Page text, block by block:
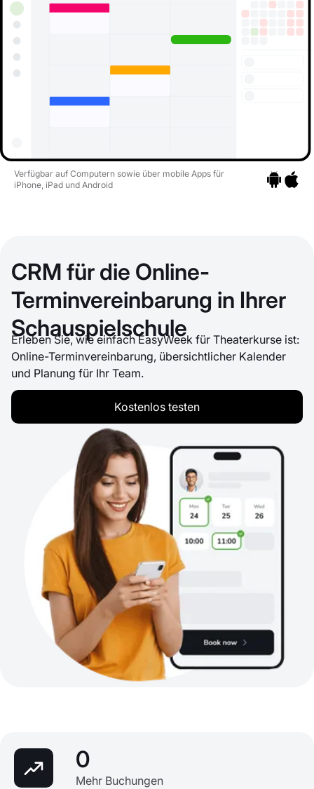
Verfügbar auf Computern sowie über mobile Apps für
iPhone, iPad und Android
CRM für die Online-
Terminvereinbarung in Ihrer
Schauspielschule
Erleben Sie, wie einfach EasyWeek für Theaterkurse ist:
Online-Terminvereinbarung, übersichtlicher Kalender
und Planung für Ihr Team.
Kostenlos testen
0
Mehr Buchungen